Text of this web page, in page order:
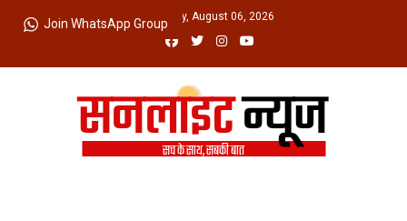
Thursday, August 06, 2026
Join WhatsApp Group